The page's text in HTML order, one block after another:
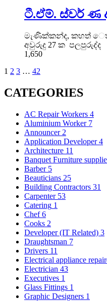
ටී.ඒම්. ස්වර් ණ
මැණික්කන්ද, කහත්
අවුරුදු 27 ක පලපුරුද්ද
1,650
1 2 3 … 42
CATEGORIES
AC Repair Workers 4
Aluminium Worker 7
Announcer 2
Application Developer 4
Architecture 11
Banquet Furniture
Barber 5
Beauticians 25
Building Contractors 31
Carpenter 53
Catering 1
Chef 6
Cooks 2
Developer (IT Related) 3
Draughtsman 7
Drivers 11
Electrical appliance
Electrician 43
Executives 1
Glass Fittings 1
Graphic Designers 1